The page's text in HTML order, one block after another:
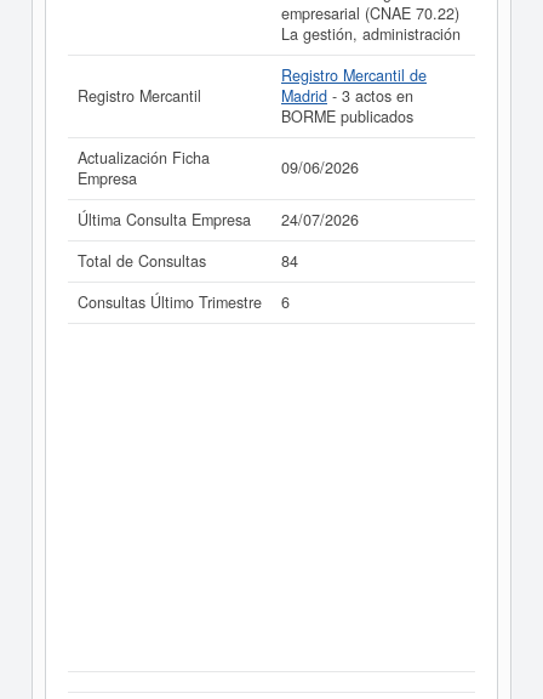
empresarial (CNAE 70.22)
La gestión, administración
Registro Mercantil
Registro Mercantil de
Madrid - 3 actos en
BORME publicados
Actualización Ficha
Empresa
09/06/2026
Última Consulta Empresa
24/07/2026
Total de Consultas
84
Consultas Último Trimestre
6